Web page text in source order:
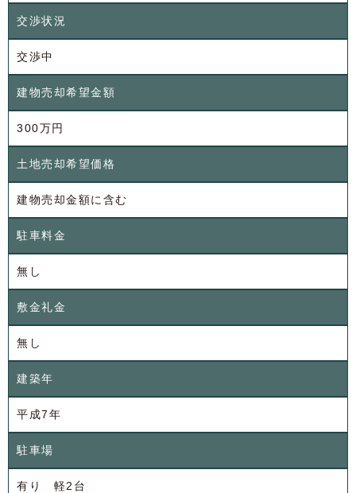
交渉状況
交渉中
建物売却希望金額
300万円
土地売却希望価格
建物売却金額に含む
駐車料金
無し
敷金礼金
無し
建築年
平成7年
駐車場
有り 軽2台